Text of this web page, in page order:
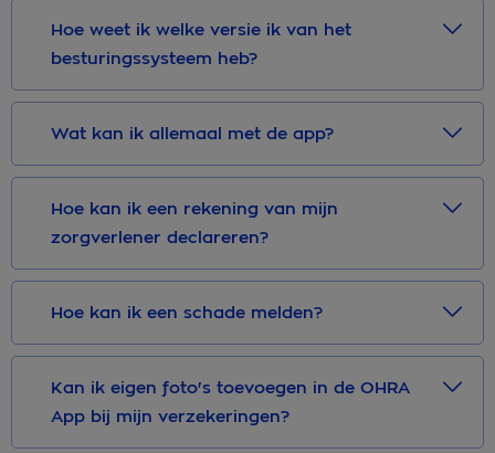
Hoe weet ik welke versie ik van het
besturingssysteem heb?
Wat kan ik allemaal met de app?
Hoe kan ik een rekening van mijn
zorgverlener declareren?
Hoe kan ik een schade melden?
Kan ik eigen foto's toevoegen in de OHRA
App bij mijn verzekeringen?